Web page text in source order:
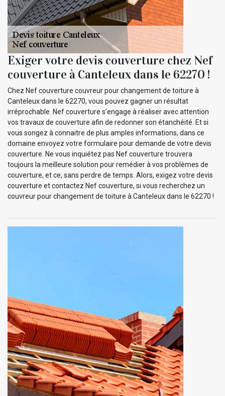
Exiger votre devis couverture chez Nef
couverture à Canteleux dans le 62270 !
Chez Nef couverture couvreur pour changement de toiture à
Canteleux dans le 62270, vous pouvez gagner un résultat
irréprochable. Nef couverture s’engage à réaliser avec attention
vos travaux de couverture afin de redonner son étanchéité. Et si
vous songez à connaitre de plus amples informations, dans ce
domaine envoyez votre formulaire pour demande de votre devis
couverture. Ne vous inquiétez pas Nef couverture trouvera
toujours la meilleure solution pour remédier à vos problèmes de
couverture, et ce, sans perdre de temps. Alors, exigez votre devis
couverture et contactez Nef couverture, si vous recherchez un
couvreur pour changement de toiture à Canteleux dans le 62270 !